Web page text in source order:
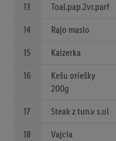
13 Toal.pap.2vr.parf
14 Rajo maslo
15 Kaizerka
16
Kešu oriešky
200g
17 Steak z tun.v s.ol
18 Vajcia